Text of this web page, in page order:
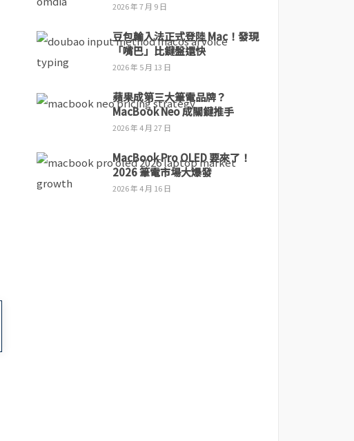
2026 年 7 月 9 日
豆包輸入法正式登陸 Mac！發現
「嘴巴」比鍵盤還快
2026 年 5 月 13 日
蘋果成第三大筆電品牌？
MacBook Neo 成關鍵推手
2026 年 4 月 27 日
MacBook Pro OLED 要來了！
2026 筆電市場大爆發
2026 年 4 月 16 日